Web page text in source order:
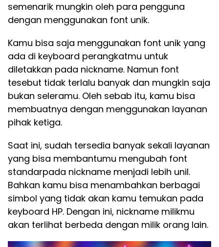
semenarik mungkin oleh para pengguna
dengan menggunakan font unik.
Kamu bisa saja menggunakan font unik yang
ada di keyboard perangkatmu untuk
diletakkan pada nickname. Namun font
tesebut tidak terlalu banyak dan mungkin saja
bukan seleramu. Oleh sebab itu, kamu bisa
membuatnya dengan menggunakan layanan
pihak ketiga.
Saat ini, sudah tersedia banyak sekali layanan
yang bisa membantumu mengubah font
standarpada nickname menjadi lebih unil.
Bahkan kamu bisa menambahkan berbagai
simbol yang tidak akan kamu temukan pada
keyboard HP. Dengan ini, nickname milikmu
akan terlihat berbeda dengan milik orang lain.